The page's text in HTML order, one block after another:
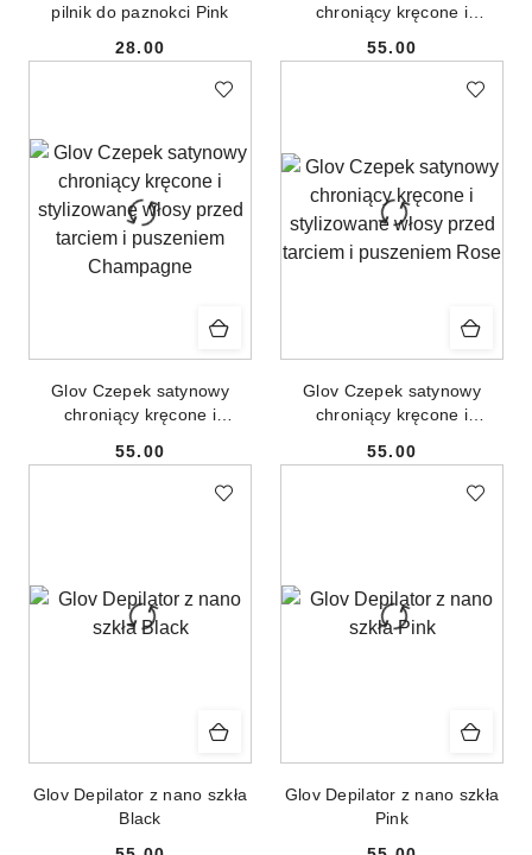
pilnik do paznokci Pink
Cena:
28.00
chroniący kręcone i
tarciem i puszeniem Black
Cena:
55.00
Glov Czepek satynowy
chroniący kręcone i
tarciem i puszeniem
Cena:
55.00
Glov Czepek satynowy
chroniący kręcone i
tarciem i puszeniem Rose
Cena:
55.00
Glov Depilator z nano szkła
Black
Glov Depilator z nano szkła
Pink